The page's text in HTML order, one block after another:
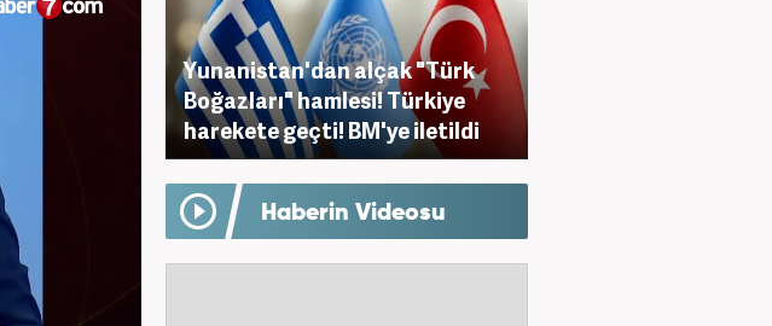
Yunanistan'dan alçak "Türk
Boğazları" hamlesi! Türkiye
harekete geçti! BM'ye iletildi
Haberin Videosu